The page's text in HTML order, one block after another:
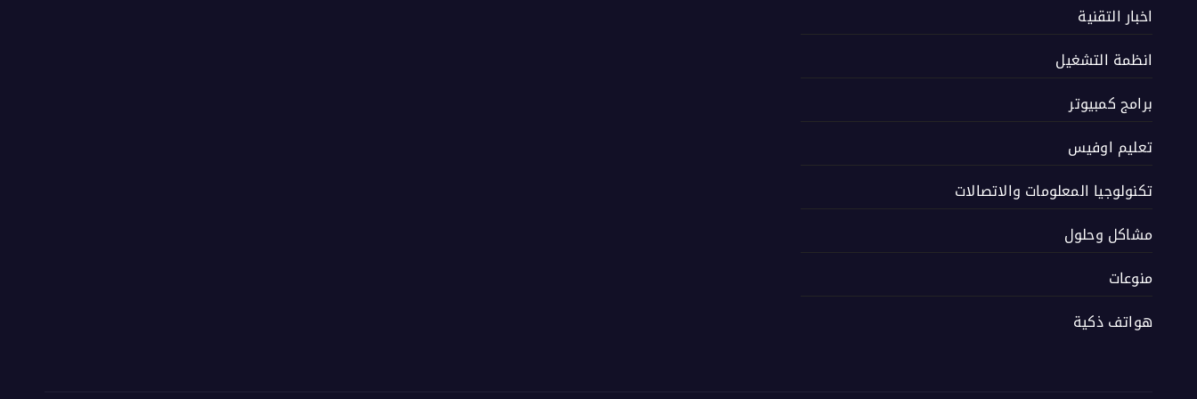
اخبار التقنية
انظمة التشغيل
برامج كمبيوتر
تعليم اوفيس
تكنولوجيا المعلومات والاتصالات
مشاكل وحلول
منوعات
هواتف ذكية